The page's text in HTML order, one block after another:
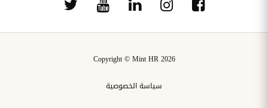
Copyright © Mint HR 2026
سياسة الخصوصية